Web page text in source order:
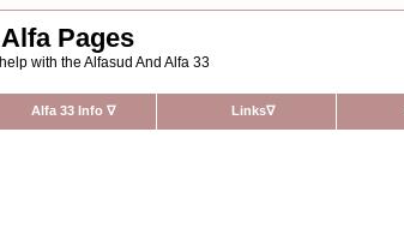
Alfa Pages
with the Alfasud And Alfa 33
Alfa 33 Info ∇ Links∇